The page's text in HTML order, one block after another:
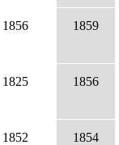
1856 1859
1825 1856
1852 1854